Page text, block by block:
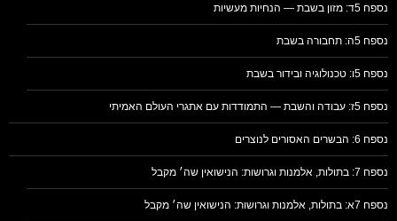
נספח 5ד: מזון בשבת — הנחיות מעשיות
נספח 5ה: תחבורה בשבת
נספח 5ו: טכנולוגיה ובידור בשבת
נספח 5ז: עבודה והשבת — התמודדות עם אתגרי העולם האמיתי
נספח 6: הבשרים האסורים לנוצרים
נספח 7: בתולות, אלמנות וגרושות: הנישואין שה׳ מקבל
נספח 7א: בתולות, אלמנות וגרושות: הנישואין שה׳ מקבל